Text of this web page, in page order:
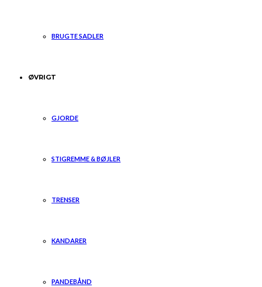
BRUGTE SADLER
ØVRIGT
GJORDE
STIGREMME & BØJLER
TRENSER
KANDARER
PANDEBÅND